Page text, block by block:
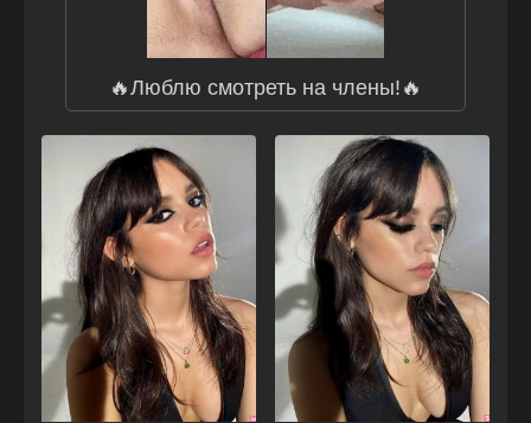
🔥Люблю смотреть на члены!🔥